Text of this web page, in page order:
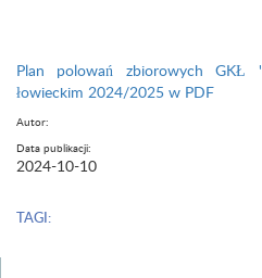
Plan polowań zbiorowych GKŁ
łowieckim 2024/2025 w PDF
Autor:
Data publikacji:
2024-10-10
TAGI: